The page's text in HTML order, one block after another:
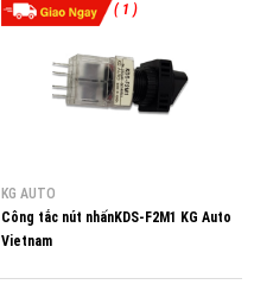
( 1 )
KG AUTO
Công tắc nút nhấnKDS-F2M1 KG Auto
Vietnam